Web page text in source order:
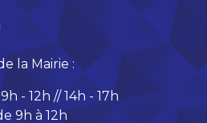
la Mairie :
- 12h // 14h - 17h
9h à 12h